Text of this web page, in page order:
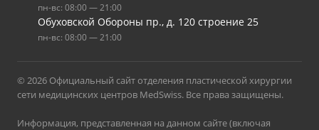
пн-вс: 08:00 — 21:00
Обуховской Обороны пр., д. 120 строение 25
пн-вс: 08:00 — 21:00
© 2026 Официальный сайт отделения пластической хирургии
сети медицинских центров MedSwiss. Все права защищены.
Информация, представленная на данном сайте (включая